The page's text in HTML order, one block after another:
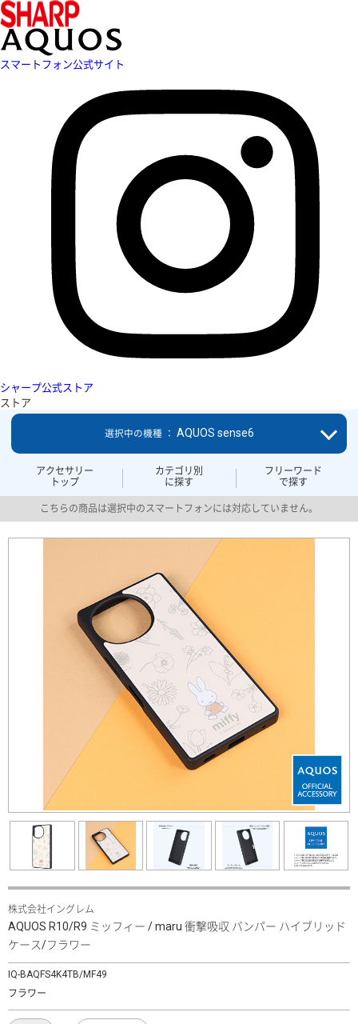
スマートフォン公式サイト
シャープ公式ストア
ストア
アクセサリー
トップ
カテゴリ別
に探す
フリーワード
で探す
選択中の機種 ： AQUOS sense6
こちらの商品は選択中のスマートフォンには対応していません。
株式会社イングレム
AQUOS R10/R9 ミッフィー / maru 衝撃吸収 バンパー ハイブリッド
ケース/フラワー
IQ-BAQFS4K4TB/MF49
フラワー